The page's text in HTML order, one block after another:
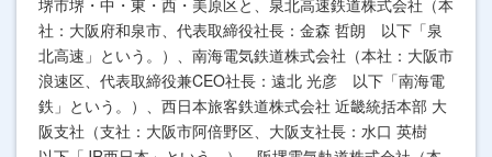
堺市堺・中・東・西・美原区と、泉北高速鉄道株式会社（本
社：大阪府和泉市、代表取締役社長：金森 哲朗 以下「泉
北高速」という。）、南海電気鉄道株式会社（本社：大阪市
浪速区、代表取締役兼CEO社長：遠北 光彦 以下「南海電
鉄」という。）、西日本旅客鉄道株式会社 近畿統括本部 大
阪支社（支社：大阪市阿倍野区、大阪支社長：水口 英樹